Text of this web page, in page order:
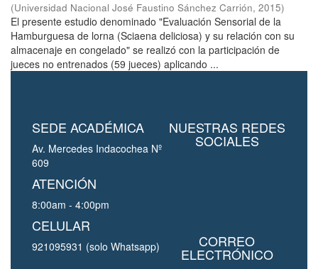
(Universidad Nacional José Faustino Sánchez Carrión, 2015)
El presente estudio denominado "Evaluación Sensorial de la
Hamburguesa de lorna (Sciaena deliciosa) y su relación con su
almacenaje en congelado" se realizó con la participación de
jueces no entrenados (59 jueces) aplicando ...
SEDE ACADÉMICA
Av. Mercedes Indacochea Nº
609
ATENCIÓN
8:00am - 4:00pm
CELULAR
921095931 (solo Whatsapp)
NUESTRAS REDES
SOCIALES
CORREO
ELECTRÓNICO